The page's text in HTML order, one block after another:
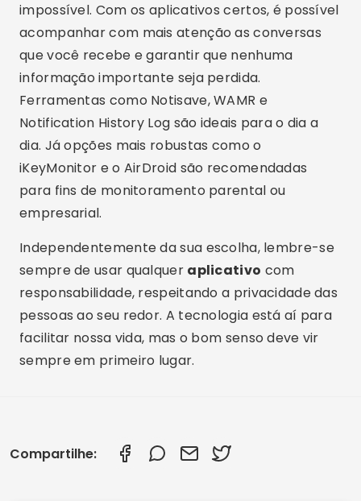
impossível. Com os aplicativos certos, é possível
acompanhar com mais atenção as conversas
que você recebe e garantir que nenhuma
informação importante seja perdida.
Ferramentas como Notisave, WAMR e
Notification History Log são ideais para o dia a
dia. Já opções mais robustas como o
iKeyMonitor e o AirDroid são recomendadas
para fins de monitoramento parental ou
empresarial.
Independentemente da sua escolha, lembre-se
sempre de usar qualquer aplicativo com
responsabilidade, respeitando a privacidade das
pessoas ao seu redor. A tecnologia está aí para
facilitar nossa vida, mas o bom senso deve vir
sempre em primeiro lugar.
Compartilhe: